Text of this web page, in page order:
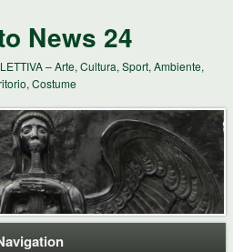
News 24
– Arte, Cultura, Sport, Ambiente,
Costume